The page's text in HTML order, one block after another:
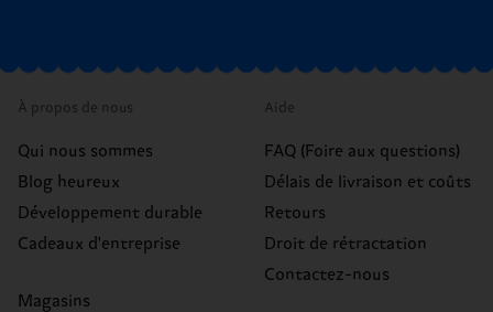
À propos de nous
Qui nous sommes
Blog heureux
Développement durable
Cadeaux d'entreprise
Magasins
Aide
FAQ (Foire aux questions)
Délais de livraison et coûts
Retours
Droit de rétractation
Contactez-nous